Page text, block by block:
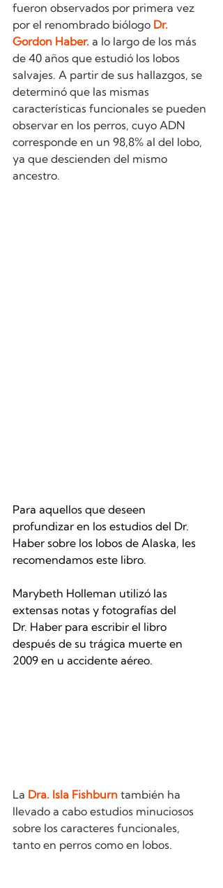
fueron observados por primera vez
por el renombrado biólogo Dr.
Gordon Haber. a lo largo de los más
de 40 años que estudió los lobos
salvajes. A partir de sus hallazgos, se
determinó que las mismas
características funcionales se pueden
observar en los perros, cuyo ADN
corresponde en un 98,8% al del lobo,
ya que descienden del mismo
ancestro.
Para aquellos que deseen
profundizar en los estudios del Dr.
Haber sobre los lobos de Alaska, les
recomendamos este libro.
Marybeth Holleman utilizó las
extensas notas y fotografías del
Dr. Haber para escribir el libro
después de su trágica muerte en
2009 en u accidente aéreo.
La Dra. Isla Fishburn también ha
llevado a cabo estudios minuciosos
sobre los caracteres funcionales,
tanto en perros como en lobos.